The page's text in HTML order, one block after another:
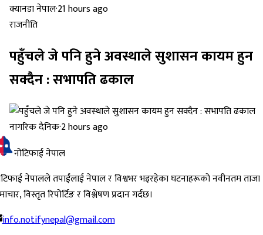
क्यानडा नेपाल·21 hours ago
राजनीति
पहुँचले जे पनि हुने अवस्थाले सुशासन कायम हुन
सक्दैन : सभापति ढकाल
नागरिक दैनिक·2 hours ago
नोटिफाई नेपाल
नेपालले तपाईंलाई नेपाल र विश्वभर भइरहेका घटनाहरूको नवीनतम ताजा
विस्तृत रिपोर्टिङ र विश्लेषण प्रदान गर्दछ।
info.notifynepal@gmail.com